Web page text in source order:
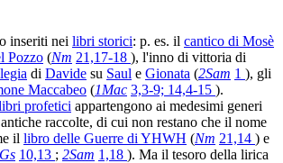
inseriti nei libri storici: p. es. il cantico di Mosè
Pozzo (Nm 21,17-18 ), l'inno di vittoria di
di Davide su Saul e Gionata (2Sam 1 ), gli
Maccabeo (1Mac 3,3-9; 14,4-15 ).
profetici appartengono ai medesimi generi
raccolte, di cui non restano che il nome
il libro delle Guerre di YHWH (Nm 21,14 ) e
Gs 10,13 ; 2Sam 1,18 ). Ma il tesoro della lirica